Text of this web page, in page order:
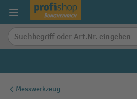
springen
Messwerkzeug